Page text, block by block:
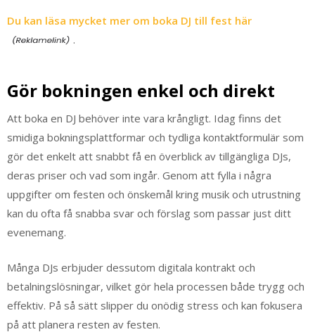
Du kan läsa mycket mer om boka DJ till fest här
.
Gör bokningen enkel och direkt
Att boka en DJ behöver inte vara krångligt. Idag finns det
smidiga bokningsplattformar och tydliga kontaktformulär som
gör det enkelt att snabbt få en överblick av tillgängliga DJs,
deras priser och vad som ingår. Genom att fylla i några
uppgifter om festen och önskemål kring musik och utrustning
kan du ofta få snabba svar och förslag som passar just ditt
evenemang.
Många DJs erbjuder dessutom digitala kontrakt och
betalningslösningar, vilket gör hela processen både trygg och
effektiv. På så sätt slipper du onödig stress och kan fokusera
på att planera resten av festen.